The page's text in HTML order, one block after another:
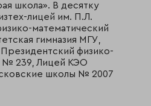
школа». В десятку
лицей им. П.Л.
математический
гимназия МГУ,
физико-
№ 239, Лицей КЭО
школы № 2007